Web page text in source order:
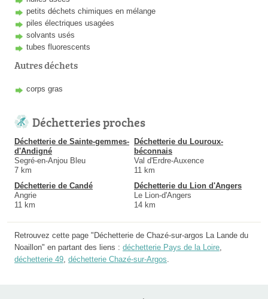
petits déchets chimiques en mélange
piles électriques usagées
solvants usés
tubes fluorescents
Autres déchets
corps gras
Déchetteries proches
Déchetterie de Sainte-gemmes-
d'Andigné
Segré-en-Anjou Bleu
7 km
Déchetterie du Louroux-
béconnais
Val d'Erdre-Auxence
11 km
Déchetterie de Candé
Angrie
11 km
Déchetterie du Lion d'Angers
Le Lion-d'Angers
14 km
Retrouvez cette page "Déchetterie de Chazé-sur-argos La Lande du
Noaillon" en partant des liens : déchetterie Pays de la Loire
déchetterie 49 déchetterie Chazé-sur-Argos